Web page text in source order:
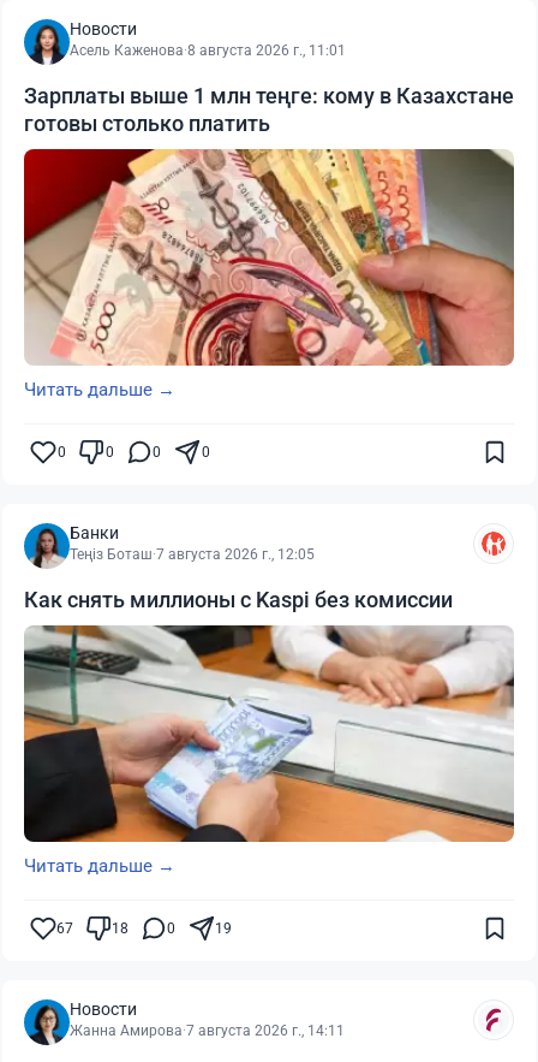
Новости
Асель Каженова·8 августа 2026 г., 11:01
Зарплаты выше 1 млн теңге: кому в Казахстане
готовы столько платить
Читать дальше →
0 0 0 0
Банки
Теңіз Боташ·7 августа 2026 г., 12:05
Как снять миллионы с Kaspi без комиссии
Читать дальше →
67 18 0 19
Новости
Жанна Амирова·7 августа 2026 г., 14:11